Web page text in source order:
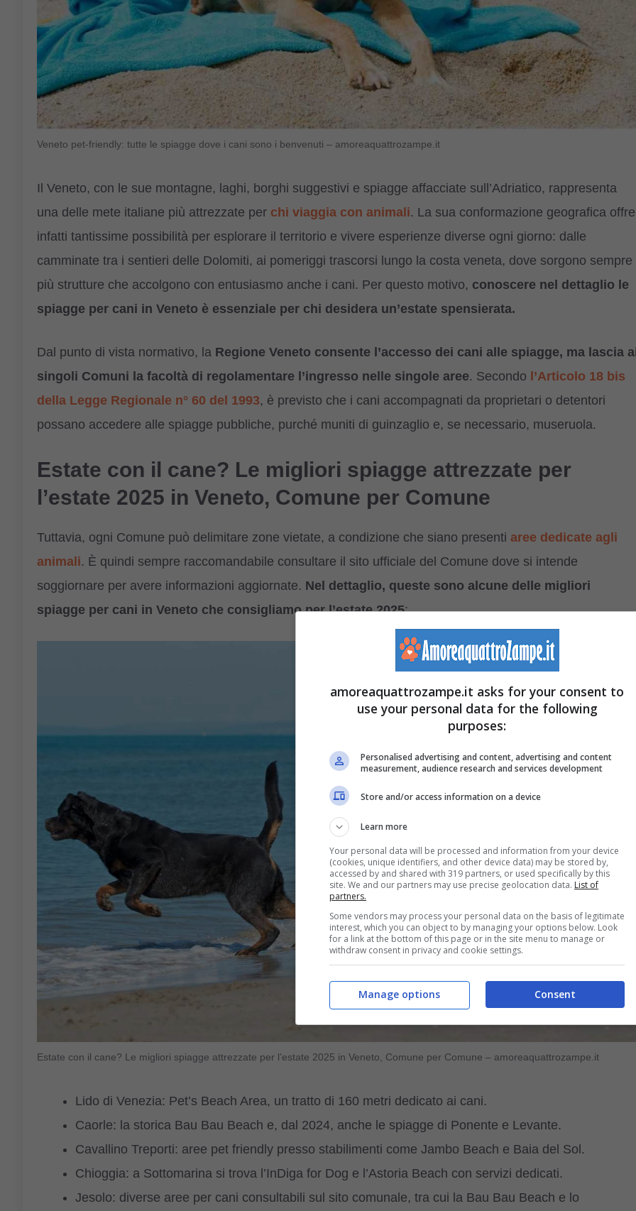
Veneto pet-friendly: tutte le spiagge dove i cani sono i benvenuti – amoreaquattrozampe.it
Il Veneto, con le sue montagne, laghi, borghi suggestivi e spiagge affacciate sull’Adriatico, rappresenta
una delle mete italiane più attrezzate per chi viaggia con animali. La sua conformazione geografica offre
infatti tantissime possibilità per esplorare il territorio e vivere esperienze diverse ogni giorno: dalle
camminate tra i sentieri delle Dolomiti, ai pomeriggi trascorsi lungo la costa veneta, dove sorgono sempre
più strutture che accolgono con entusiasmo anche i cani. Per questo motivo, conoscere nel dettaglio le
spiagge per cani in Veneto è essenziale per chi desidera un’estate spensierata.
Dal punto di vista normativo, la Regione Veneto consente l’accesso dei cani alle spiagge, ma lascia
singoli Comuni la facoltà di regolamentare l’ingresso nelle singole aree. Secondo l’Articolo 18 bis
della Legge Regionale n° 60 del 1993, è previsto che i cani accompagnati da proprietari o detentori
possano accedere alle spiagge pubbliche, purché muniti di guinzaglio e, se necessario, museruola.
Estate con il cane? Le migliori spiagge attrezzate per
l’estate 2025 in Veneto, Comune per Comune
Tuttavia, ogni Comune può delimitare zone vietate, a condizione che siano presenti aree dedicate agli
animali. È quindi sempre raccomandabile consultare il sito ufficiale del Comune dove si intende
soggiornare per avere informazioni aggiornate. Nel dettaglio, queste sono alcune delle migliori
spiagge per cani in Veneto che consigliamo per l’estate 2025:
Estate con il cane? Le migliori spiagge attrezzate per l’estate 2025 in Veneto, Comune per Comune – amoreaquattrozampe.it
Lido di Venezia: Pet’s Beach Area, un tratto di 160 metri dedicato ai cani.
Caorle: la storica Bau Bau Beach e, dal 2024, anche le spiagge di Ponente e Levante.
Cavallino Treporti: aree pet friendly presso stabilimenti come Jambo Beach e Baia del Sol.
Chioggia: a Sottomarina si trova l’InDiga for Dog e l’Astoria Beach con servizi dedicati.
Jesolo: diverse aree per cani consultabili sul sito comunale, tra cui la Bau Bau Beach e lo
amoreaquattrozampe.it asks for your consent to
use your personal data for the following
purposes:
Personalised advertising and content, advertising and content
measurement, audience research and services development
Store and/or access information on a device
Learn more
Your personal data will be processed and information from your device
(cookies, unique identifiers, and other device data) may be stored by,
accessed by and shared with 319 partners, or used specifically by this
site. We and our partners may use precise geolocation data. List of
partners.
Some vendors may process your personal data on the basis of legitimate
interest, which you can object to by managing your options below. Look
for a link at the bottom of this page or in the site menu to manage or
withdraw consent in privacy and cookie settings.
Consent
Manage options